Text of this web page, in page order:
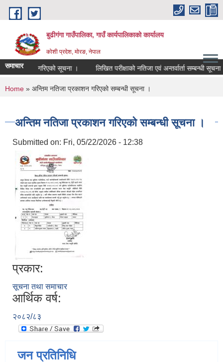
Skip to main content
बुढीगंगा गाउँपालिका, गाउँ कार्यपालिकाको कार्यालय
कोशी प्रदेश, मोरङ, नेपाल
समाचार
सिफारिस गरिएको सूचना । लिखित परीक्षाको नतिजा एवं अन्तर्वार्ता सम्बन्धी सूचना ।
You are here
Home » अन्तिम नतिजा प्रकाशन गरिएको सम्बन्धी सूचना ।
अन्तिम नतिजा प्रकाशन गरिएको सम्बन्धी सूचना ।
Submitted on: Fri, 05/22/2026 - 12:38
प्रकार:
सूचना तथा समाचार
आर्थिक वर्ष:
२०८२/८३
जन प्रतिनिधि